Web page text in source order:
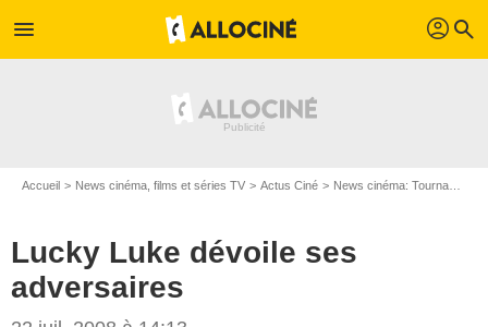
menu profil search
Accueil News cinéma, films et séries TV Actus Ciné News cinéma: Tournages
Lucky Luke dévoile ses
adversaires